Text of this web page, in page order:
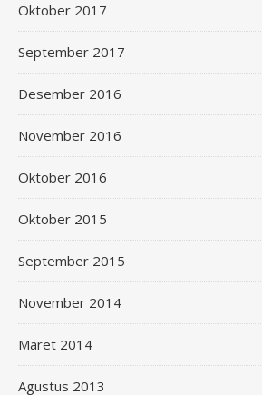
Oktober 2017
September 2017
Desember 2016
November 2016
Oktober 2016
Oktober 2015
September 2015
November 2014
Maret 2014
Agustus 2013